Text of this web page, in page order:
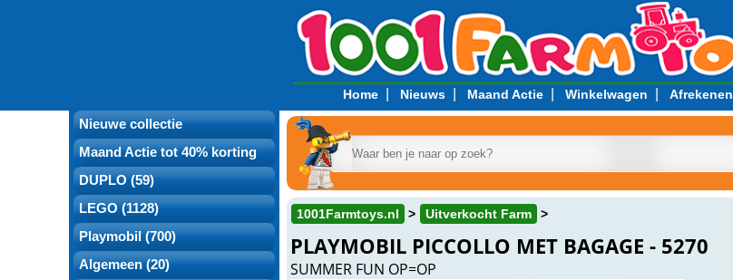
Home| Nieuws| Maand Actie| Winkelwagen Afrekenen
Nieuwe collectie
Maand Actie tot 40% korting
DUPLO (59)
LEGO (1128)
Playmobil (700)
Algemeen (20)
1001Farmtoys.nl Uitverkocht Farm
PLAYMOBIL PICCOLLO MET BAGAGE - 5270
SUMMER FUN OP=OP